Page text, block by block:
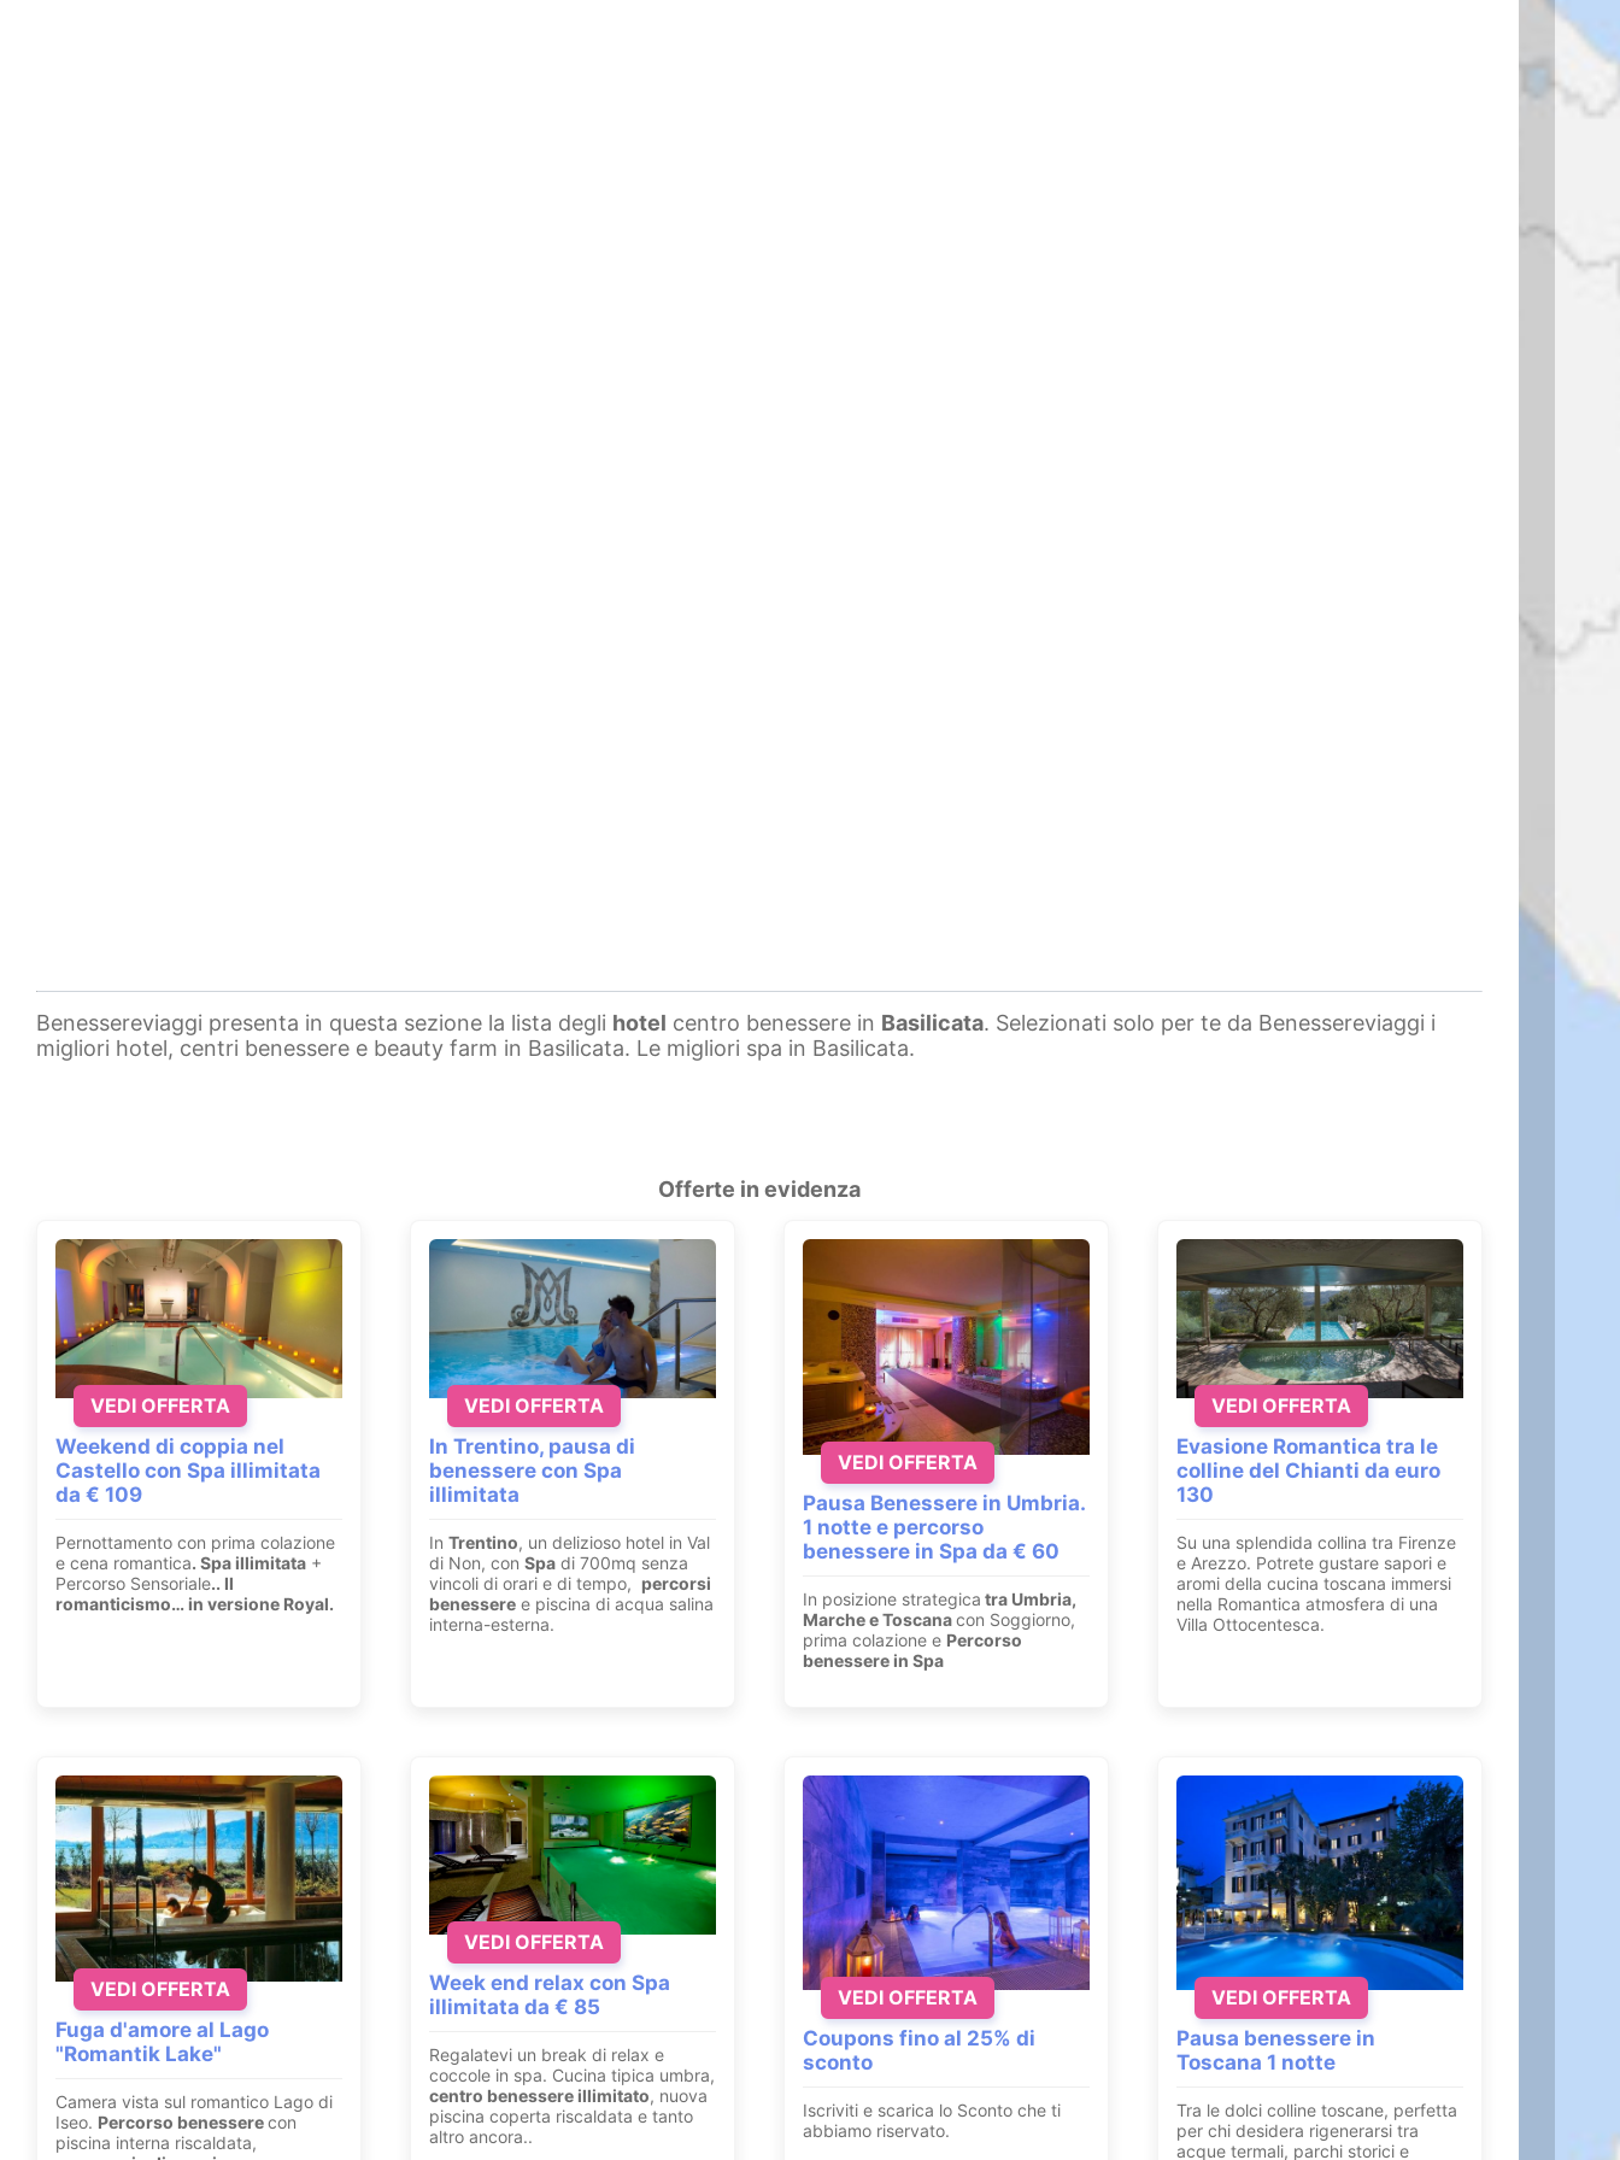
Benessereviaggi presenta in questa sezione la lista degli hotel centro benessere in Basilicata. Selezionati solo per te da Benessereviaggi i
migliori hotel, centri benessere e beauty farm in Basilicata. Le migliori spa in Basilicata.
Offerte in evidenza
Weekend di coppia nel
Castello con Spa illimitata
da € 109
Pernottamento con prima colazione
e cena romantica. Spa illimitata +
Percorso Sensoriale.. Il
romanticismo… in versione Royal.
VEDI OFFERTA
In Trentino, pausa di
benessere con Spa
illimitata
In Trentino, un delizioso hotel in Val
di Non, con Spa di 700mq senza
vincoli di orari e di tempo, percorsi
benessere e piscina di acqua salina
interna-esterna.
VEDI OFFERTA
Pausa Benessere in Umbria.
1 notte e percorso
benessere in Spa da € 60
In posizione strategica tra Umbria,
Marche e Toscanacon Soggiorno,
prima colazione e Percorso
benessere in Spa
VEDI OFFERTA
Evasione Romantica tra le
colline del Chianti da euro
130
Su una splendida collina tra Firenze
e Arezzo. Potrete gustare sapori e
aromi della cucina toscana immersi
nella Romantica atmosfera di una
Villa Ottocentesca.
VEDI OFFERTA
Fuga d'amore al Lago
"Romantik Lake"
Camera vista sul romantico Lago di
Iseo. Percorso benesserecon
piscina interna riscaldata,
VEDI OFFERTA
Week end relax con Spa
illimitata da € 85
Regalatevi un break di relax e
coccole in spa. Cucina tipica umbra,
centro benessere illimitato, nuova
piscina coperta riscaldata e tanto
altro ancora..
VEDI OFFERTA
Coupons fino al 25% di
sconto
Iscriviti e scarica lo Sconto che ti
abbiamo riservato.
VEDI OFFERTA
Pausa benessere in
Toscana 1 notte
Tra le dolci colline toscane, perfetta
per chi desidera rigenerarsi tra
acque termali, parchi storici e
VEDI OFFERTA